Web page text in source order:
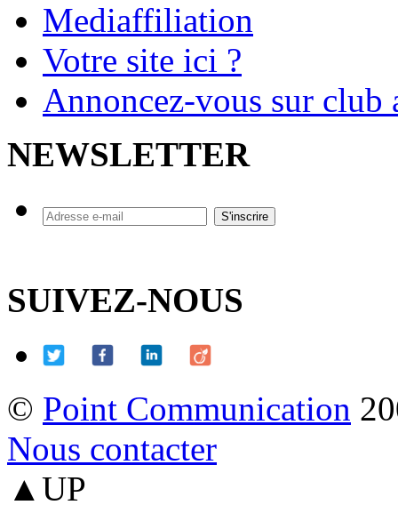
Mediaffiliation
Votre site ici ?
Annoncez-vous sur
NEWSLETTER
SUIVEZ-NOUS
© Point Communication
Nous contacter
▲UP